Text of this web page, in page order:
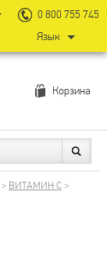
Корзина
> ВИТАМИН С>
0 800 755 745
Язык